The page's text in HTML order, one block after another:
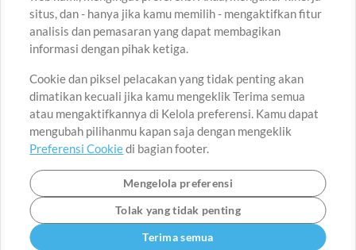
situs, dan - hanya jika kamu memilih - mengaktifkan fitur
analisis dan pemasaran yang dapat membagikan
informasi dengan pihak ketiga.
Cookie dan piksel pelacakan yang tidak penting akan
dimatikan kecuali jika kamu mengeklik Terima semua
atau mengaktifkannya di Kelola preferensi. Kamu dapat
mengubah pilihanmu kapan saja dengan mengeklik
Preferensi Cookiedi bagian footer.
Mengelola preferensi
Tolak yang tidak penting
Terima semua
Termasuk:
+ $20.00USD/ bln
Bantu aku memilih
Pelajari lebih lanjut tentang manfaat